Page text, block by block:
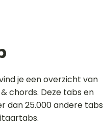
je een overzicht van
chords. Deze tabs en
dan 25.000 andere tabs